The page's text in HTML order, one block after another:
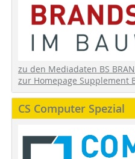
zu den Mediadaten BS
zur Homepage Supplement
CS Computer Spezial